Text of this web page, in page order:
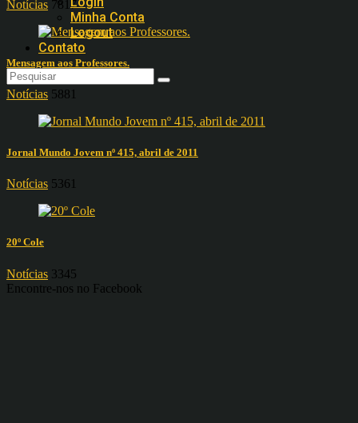
Minha Conta
Logout
Contato
Notícias 7817
Mensagem aos Professores.
Notícias 5881
Jornal Mundo Jovem nº 415, abril de 2011
Notícias 5361
20º Cole
Notícias 3345
Encontre-nos no Facebook